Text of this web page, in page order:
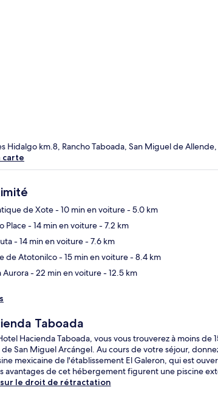
Hidalgo km.8, Rancho Taboada, San Miguel de Allende,
carte
de Xote- 10 min en voiture- 5.0 km
Place- 14 min en voiture- 7.2 km
- 14 min en voiture- 7.6 km
de Atotonilco- 15 min en voiture- 8.4 km
Aurora- 22 min en voiture- 12.5 km
Taboada
Hacienda Taboada, vous vous trouverez à moins
San Miguel Arcángel. Au cours de votre séjour,
mexicaine de l'établissement El Galeron, qui est
avantages de cet hébergement figurent une piscine
le droit de rétractation